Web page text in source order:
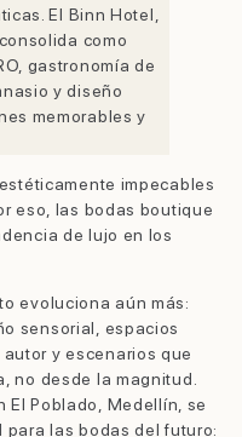
El Binn Hotel,
como
gastronomía de
y diseño
memorables y
impecables
eso, las bodas boutique
de lujo en los
evoluciona aún más:
sensorial, espacios
y escenarios que
no desde la magnitud.
El Poblado, Medellín, se
las bodas del futuro: